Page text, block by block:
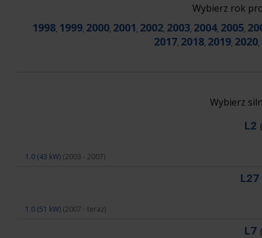
Wybierz rok
1998, 1999, 2000, 2001, 2002, 2003, 2004, 2005,
2017, 2018, 2019, 2020,
Wybierz
L2
1.0 (43 kW) (2003 - 2007)
L27
1.0 (51 kW) (2007 - teraz)
L7